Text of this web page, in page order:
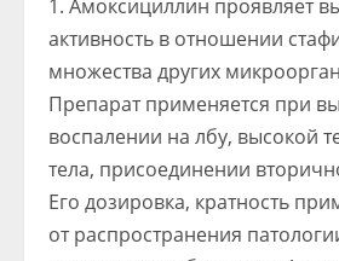
Амоксициллин проявляет
активность в отношении
множества других
Препарат применяется при
воспалении на лбу, высокой
тела, присоединении
Его дозировка, кратность
от распространения